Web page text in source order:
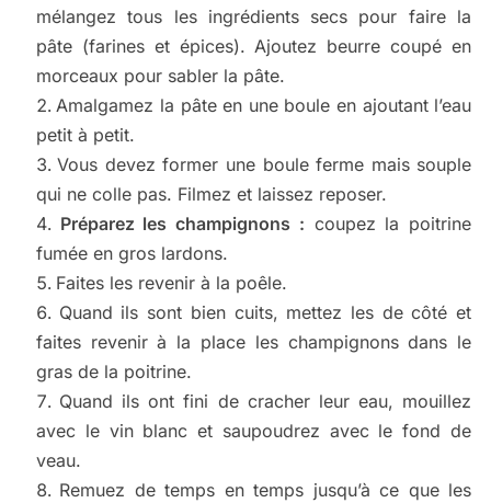
mélangez tous les ingrédients secs pour faire la
pâte (farines et épices). Ajoutez beurre coupé en
morceaux pour sabler la pâte.
Amalgamez la pâte en une boule en ajoutant l’eau
petit à petit.
Vous devez former une boule ferme mais souple
qui ne colle pas. Filmez et laissez reposer.
Préparez les champignons : coupez la poitrine
fumée en gros lardons.
Faites les revenir à la poêle.
Quand ils sont bien cuits, mettez les de côté et
faites revenir à la place les champignons dans le
gras de la poitrine.
Quand ils ont fini de cracher leur eau, mouillez
avec le vin blanc et saupoudrez avec le fond de
veau.
Remuez de temps en temps jusqu’à ce que les